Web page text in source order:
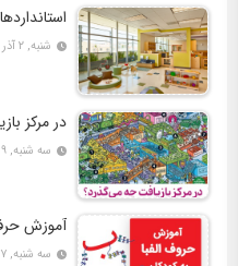
شنبه, ۲ آذر
در مرکز
سه شنبه, ۹ اسفند
آموزش
سه شنبه, ۱۷ فروردین